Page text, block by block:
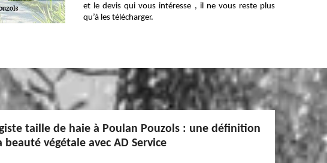
et le devis qui vous intéresse , il ne vous reste plus
qu’à les télécharger.
taille de haie à Poulan Pouzols : une définition
beauté végétale avec AD Service